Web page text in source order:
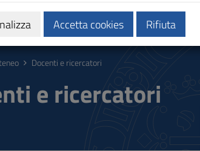
Ricerca Società e territorio
Docenti e ricercatori
e ricercatori
Accetta cookies Rifiuta